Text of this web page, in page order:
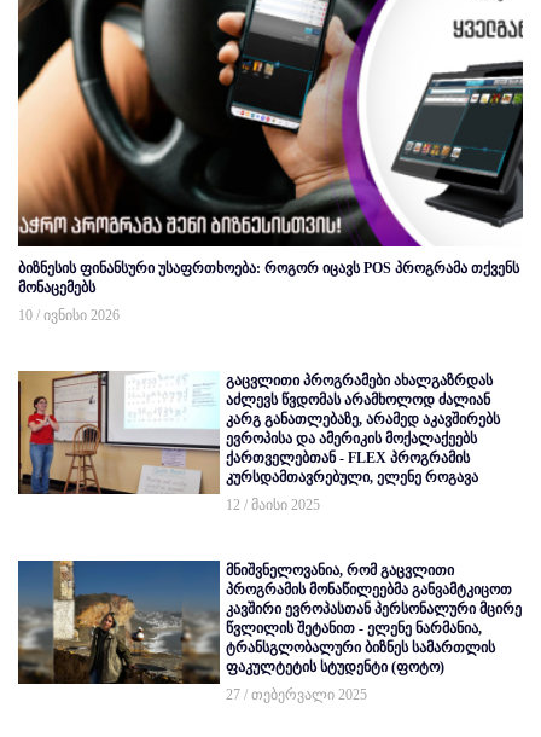
ბიზნესის ფინანსური უსაფრთხოება: როგორ იცავს POS პროგრამა თქვენს
მონაცემებს
10 / ივნისი 2026
გაცვლითი პროგრამები ახალგაზრდას
აძლევს წვდომას არამხოლოდ ძალიან
კარგ განათლებაზე, არამედ აკავშირებს
ევროპისა და ამერიკის მოქალაქეებს
ქართველებთან - FLEX პროგრამის
კურსდამთავრებული, ელენე როგავა
12 / მაისი 2025
მნიშვნელოვანია, რომ გაცვლითი
პროგრამის მონაწილეებმა განვამტკიცოთ
კავშირი ევროპასთან პერსონალური მცირე
წვლილის შეტანით - ელენე ნარმანია,
ტრანსგლობალური ბიზნეს სამართლის
ფაკულტეტის სტუდენტი (ფოტო)
27 / თებერვალი 2025